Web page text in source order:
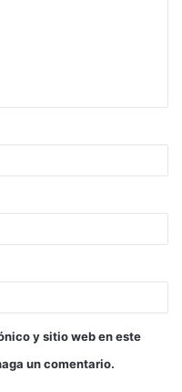
y sitio web en este
un comentario.